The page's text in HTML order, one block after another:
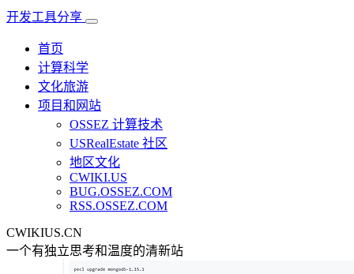
开发工具分享
首页
计算科学
文化旅游
项目和网站
OSSEZ 计算技术
USRealEstate 社区
地区文化
CWIKI.US
BUG.OSSEZ.COM
RSS.OSSEZ.COM
CWIKIUS.CN
一个有独立思考和温度的清新站